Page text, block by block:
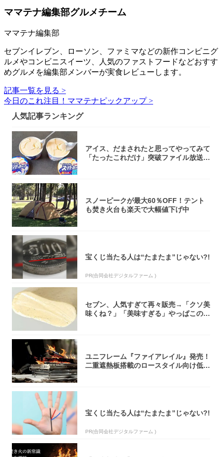
ママテナ編集部グルメチーム
ママテナ編集部
セブンイレブン、ローソン、ファミマなどの新作コンビニグ
ルメやコンビニスイーツ、人気のファストフードなどおすす
めグルメを編集部メンバーが実食レビューします。
記事一覧を見る >
今日のこれ注目！ママテナピックアップ >
人気記事ランキング
アイス、だまされたと思ってやってみて
「たったこれだけ」突破ファイル放送で
スノーピークが最大60％OFF！テント
も焚き火台も楽天で大幅値下げ中
宝くじ当たる人は“たまたま”じゃない?!
PR(合同会社デジタルファーム )
セブン、人気すぎて再々販売→「クソ美
味くね？」「美味すぎる」やっぱこのク
ユニフレーム『ファイアレイル』発売！
二重遮熱板搭載のロースタイル向け低型
宝くじ当たる人は“たまたま”じゃない?!
PR(合同会社デジタルファーム )